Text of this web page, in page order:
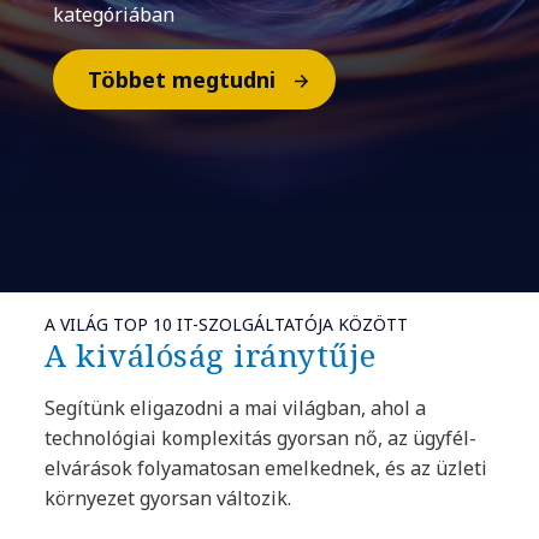
kategóriában
Többet megtudni
A VILÁG TOP 10 IT-SZOLGÁLTATÓJA KÖZÖTT
A kiválóság iránytűje
Segítünk eligazodni a mai világban, ahol a
technológiai komplexitás gyorsan nő, az ügyfél-
elvárások folyamatosan emelkednek, és az üzleti
környezet gyorsan változik.